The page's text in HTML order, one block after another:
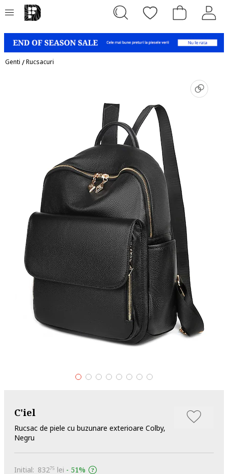
Genti /Rucsacuri
C'iel
Rucsac de piele cu buzunare exterioare Colby,
Negru
Initial: 83275 lei - 51%